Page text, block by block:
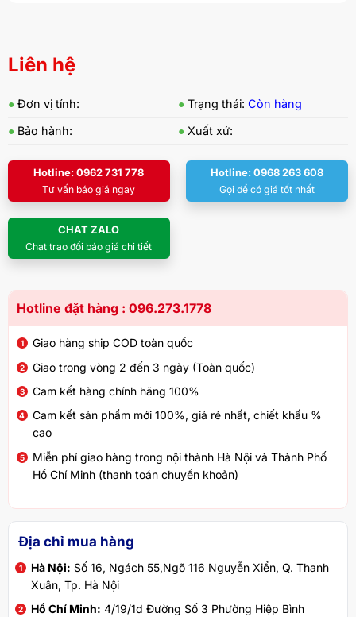
Liên hệ
● Đơn vị tính: ● Trạng thái: Còn hàng
● Bảo hành: ● Xuất xứ:
Hotline: 0962 731 778
Tư vấn báo giá ngay
Hotline: 0968 263 608
Gọi để có giá tốt nhất
CHAT ZALO
Chat trao đổi báo giá chi tiết
Hotline đặt hàng : 096.273.1778
Giao hàng ship COD toàn quốc
Giao trong vòng 2 đến 3 ngày (Toàn quốc)
Cam kết hàng chính hãng 100%
Cam kết sản phẩm mới 100%, giá rẻ nhất, chiết khấu %
cao
Miễn phí giao hàng trong nội thành Hà Nội và Thành Phố
Hồ Chí Minh (thanh toán chuyển khoản)
Địa chỉ mua hàng
Hà Nội: Số 16, Ngách 55,Ngõ 116 Nguyễn Xiển, Q. Thanh
Xuân, Tp. Hà Nội
Hồ Chí Minh: 4/19/1d Đường Số 3 Phường Hiệp Bình